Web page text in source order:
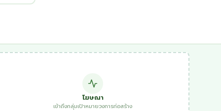
โฆษณา
เข้าถึงกลุ่มเป้าหมายวงการก่อสร้าง